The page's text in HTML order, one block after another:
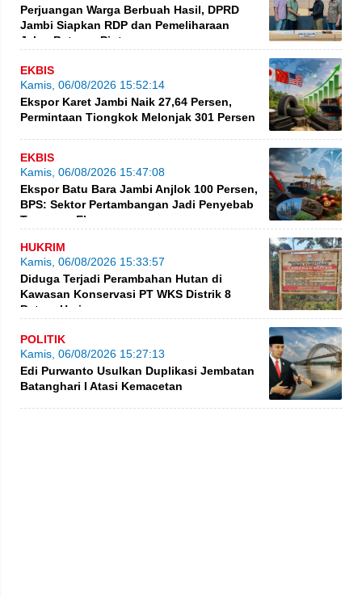
Perjuangan Warga Berbuah Hasil, DPRD
Jambi Siapkan RDP dan Pemeliharaan
Jalan Betung–Pintas
EKBIS
Kamis, 06/08/2026 15:52:14
Ekspor Karet Jambi Naik 27,64 Persen,
Permintaan Tiongkok Melonjak 301 Persen
EKBIS
Kamis, 06/08/2026 15:47:08
Ekspor Batu Bara Jambi Anjlok 100 Persen,
BPS: Sektor Pertambangan Jadi Penyebab
Turunnya Ekspor
HUKRIM
Kamis, 06/08/2026 15:33:57
Diduga Terjadi Perambahan Hutan di
Kawasan Konservasi PT WKS Distrik 8
BatangHari
POLITIK
Kamis, 06/08/2026 15:27:13
Edi Purwanto Usulkan Duplikasi Jembatan
Batanghari I Atasi Kemacetan